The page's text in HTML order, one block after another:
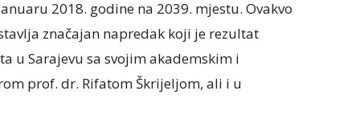
2018. godine na 2039. mjestu. Ovakvo
značajan napredak koji je rezultat
u Sarajevu sa svojim akademskim i
prof. dr. Rifatom Škrijeljom, ali i u